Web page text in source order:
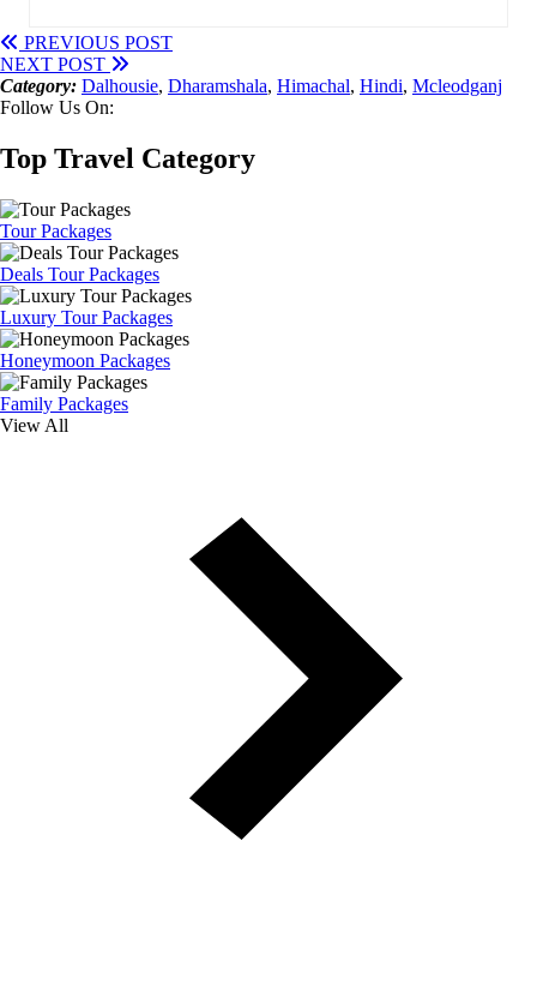
PREVIOUS POST
NEXT POST
Category: Dalhousie, Dharamshala, Himachal, Hindi, Mcleodganj
Follow Us On:
Top Travel Category
Tour Packages
Deals Tour Packages
Luxury Tour Packages
Honeymoon Packages
Family Packages
View All